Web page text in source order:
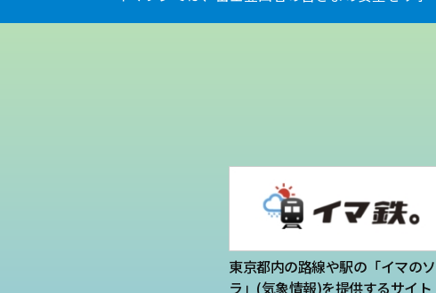
東京都内の路線や駅の「イマのソ
ラ」(気象情報)を提供するサイト